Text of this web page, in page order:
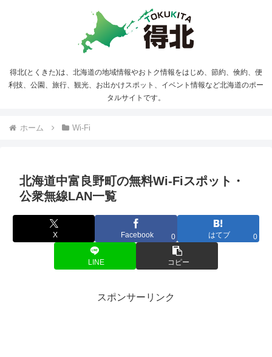
得北(とくきた)は、北海道の地域情報やおトク情報をはじめ、節約、倹約、便
利技、公園、旅行、観光、お出かけスポット、イベント情報など北海道のポー
タルサイトです。
ホーム Wi-Fi
北海道中富良野町の無料Wi-Fiスポット・
公衆無線LAN一覧
X Facebook 0 はてブ 0
LINE コピー
スポンサーリンク